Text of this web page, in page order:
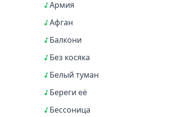
Армия
Афган
Балкони
Без косяка
Белый туман
Береги её
Бессоница